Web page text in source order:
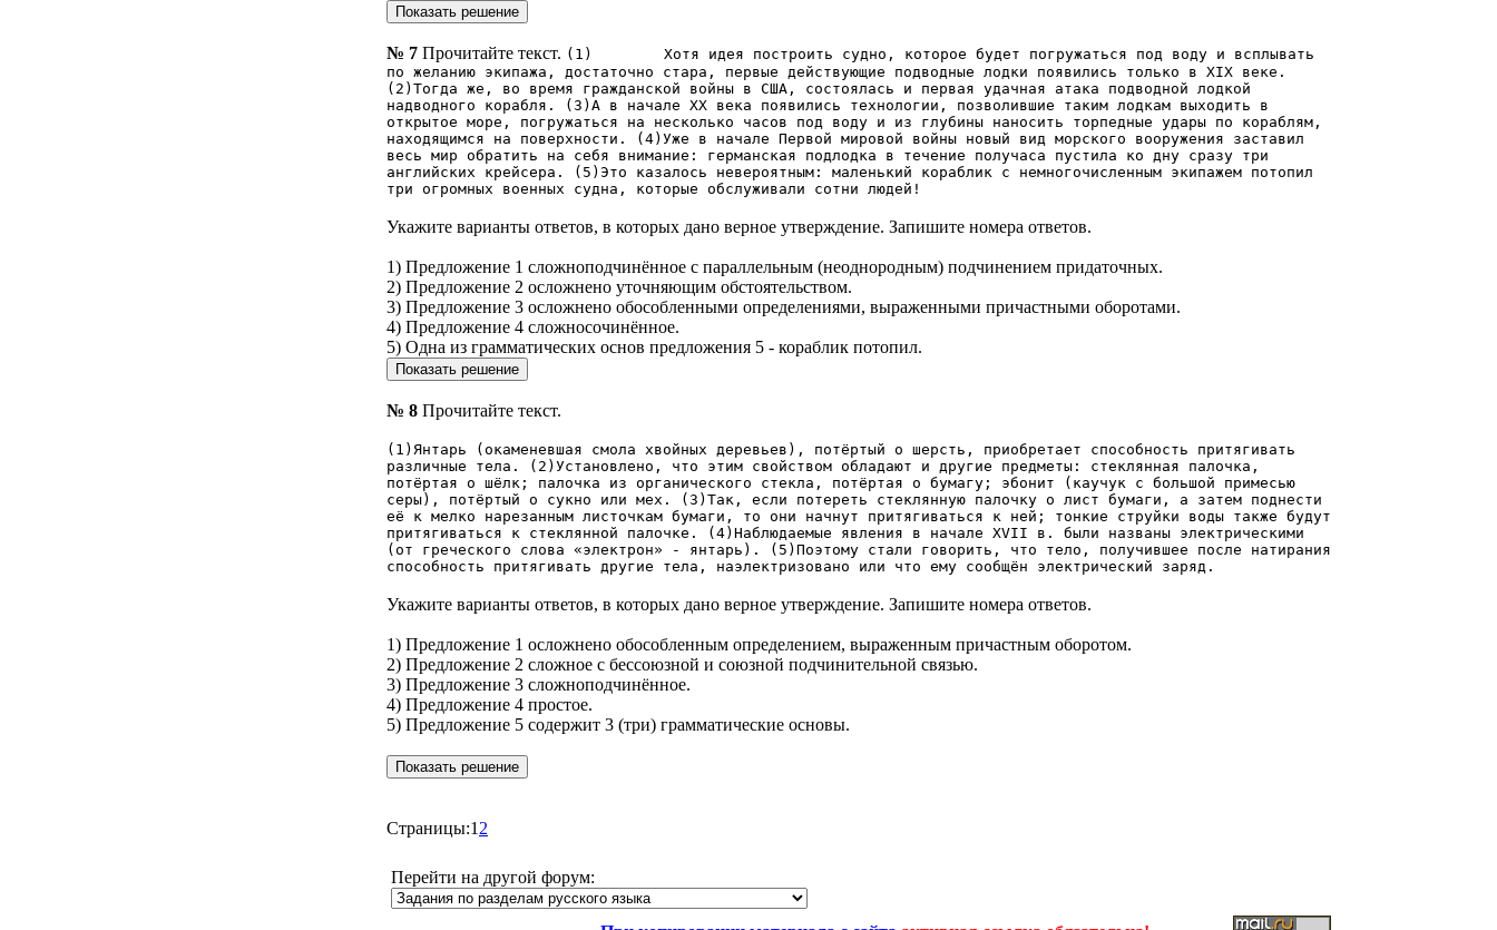
№ 7 Прочитайте текст. (1) Хотя идея построить судно, которое будет погружаться под воду и всплывать
по желанию экипажа, достаточно стара, первые действующие подводные лодки появились только в XIX веке.
(2)Тогда же, во время гражданской войны в США, состоялась и первая удачная атака подводной лодкой
надводного корабля. (3)А в начале XX века появились технологии, позволившие таким лодкам выходить в
открытое море, погружаться на несколько часов под воду и из глубины наносить торпедные удары по кораблям,
находящимся на поверхности. (4)Уже в начале Первой мировой войны новый вид морского вооружения заставил
весь мир обратить на себя внимание: германская подлодка в течение получаса пустила ко дну сразу три
английских крейсера. (5)Это казалось невероятным: маленький кораблик с немногочисленным экипажем потопил
три огромных военных судна, которые обслуживали сотни людей!
Укажите варианты ответов, в которых дано верное утверждение. Запишите номера ответов.
1) Предложение 1 сложноподчинённое с параллельным (неоднородным) подчинением придаточных.
2) Предложение 2 осложнено уточняющим обстоятельством.
3) Предложение 3 осложнено обособленными определениями, выраженными причастными оборотами.
4) Предложение 4 сложносочинённое.
5) Одна из грамматических основ предложения 5 - кораблик потопил.
№ 8 Прочитайте текст.
(1)Янтарь (окаменевшая смола хвойных деревьев), потёртый о шерсть, приобретает способность притягивать
различные тела. (2)Установлено, что этим свойством обладают и другие предметы: стеклянная палочка,
потёртая о шёлк; палочка из органического стекла, потёртая о бумагу; эбонит (каучук с большой примесью
серы), потёртый о сукно или мех. (З)Так, если потереть стеклянную палочку о лист бумаги, а затем поднести
её к мелко нарезанным листочкам бумаги, то они начнут притягиваться к ней; тонкие струйки воды также будут
притягиваться к стеклянной палочке. (4)Наблюдаемые явления в начале XVII в. были названы электрическими
(от греческого слова «электрон» - янтарь). (5)Поэтому стали говорить, что тело, получившее после натирания
способность притягивать другие тела, наэлектризовано или что ему сообщён электрический заряд.
Укажите варианты ответов, в которых дано верное утверждение. Запишите номера ответов.
1) Предложение 1 осложнено обособленным определением, выраженным причастным оборотом.
2) Предложение 2 сложное с бессоюзной и союзной подчинительной связью.
3) Предложение 3 сложноподчинённое.
4) Предложение 4 простое.
5) Предложение 5 содержит 3 (три) грамматические основы.
Страницы:1 2
Перейти на другой форум: